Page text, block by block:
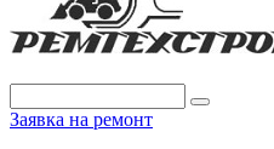
Заявка на ремонт